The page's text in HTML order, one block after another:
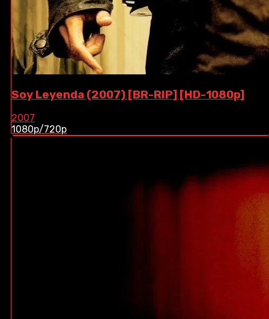
Soy Leyenda (2007) [BR-RIP] [HD-1080p]
2007
1080p/720p